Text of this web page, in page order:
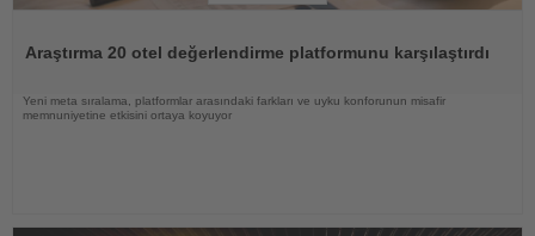
Araştırma 20 otel değerlendirme platformunu karşılaştırdı
Yeni meta sıralama, platformlar arasındaki farkları ve uyku konforunun misafir
memnuniyetine etkisini ortaya koyuyor